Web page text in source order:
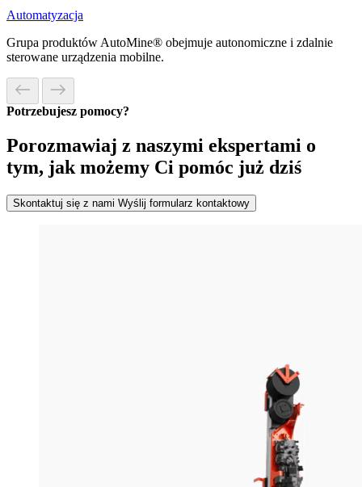
Automatyzacja
Grupa produktów AutoMine® obejmuje autonomiczne i zdalnie
sterowane urządzenia mobilne.
Potrzebujesz pomocy?
Porozmawiaj z naszymi ekspertami o
tym, jak możemy Ci pomóc już dziś
Skontaktuj się z nami Wyślij formularz kontaktowy